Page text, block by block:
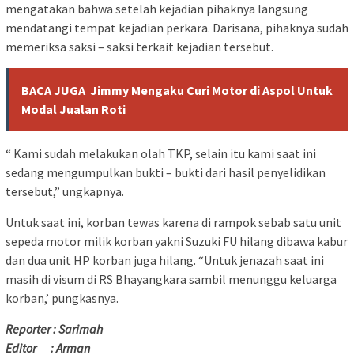
mengatakan bahwa setelah kejadian pihaknya langsung
mendatangi tempat kejadian perkara. Darisana, pihaknya sudah
memeriksa saksi – saksi terkait kejadian tersebut.
BACA JUGA Jimmy Mengaku Curi Motor di Aspol Untuk
Modal Jualan Roti
“ Kami sudah melakukan olah TKP, selain itu kami saat ini
sedang mengumpulkan bukti – bukti dari hasil penyelidikan
tersebut,” ungkapnya.
Untuk saat ini, korban tewas karena di rampok sebab satu unit
sepeda motor milik korban yakni Suzuki FU hilang dibawa kabur
dan dua unit HP korban juga hilang. “Untuk jenazah saat ini
masih di visum di RS Bhayangkara sambil menunggu keluarga
korban,’ pungkasnya.
Reporter : Sarimah
Editor : Arman